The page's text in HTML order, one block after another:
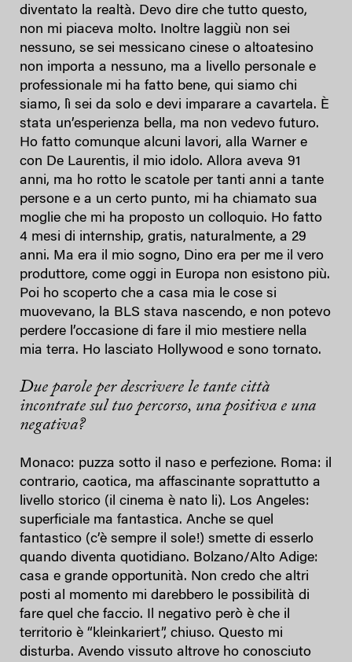
diventato la realtà. Devo dire che tutto questo,
non mi piaceva molto. Inoltre laggiù non sei
nessuno, se sei messicano cinese o altoatesino
non importa a nessuno, ma a livello personale e
professionale mi ha fatto bene, qui siamo chi
siamo, lì sei da solo e devi imparare a cavartela. È
stata un’esperienza bella, ma non vedevo futuro.
Ho fatto comunque alcuni lavori, alla Warner e
con De Laurentis, il mio idolo. Allora aveva 91
anni, ma ho rotto le scatole per tanti anni a tante
persone e a un certo punto, mi ha chiamato sua
moglie che mi ha proposto un colloquio. Ho fatto
4 mesi di internship, gratis, naturalmente, a 29
anni. Ma era il mio sogno, Dino era per me il vero
produttore, come oggi in Europa non esistono più.
Poi ho scoperto che a casa mia le cose si
muovevano, la BLS stava nascendo, e non potevo
perdere l’occasione di fare il mio mestiere nella
mia terra. Ho lasciato Hollywood e sono tornato.
Due parole per descrivere le tante città
incontrate sul tuo percorso, una positiva e una
negativa?
Monaco: puzza sotto il naso e perfezione. Roma: il
contrario, caotica, ma affascinante soprattutto a
livello storico (il cinema è nato li). Los Angeles:
superficiale ma fantastica. Anche se quel
fantastico (c’è sempre il sole!) smette di esserlo
quando diventa quotidiano. Bolzano/Alto Adige:
casa e grande opportunità. Non credo che altri
posti al momento mi darebbero le possibilità di
fare quel che faccio. Il negativo però è che il
territorio è “kleinkariert”, chiuso. Questo mi
disturba. Avendo vissuto altrove ho conosciuto